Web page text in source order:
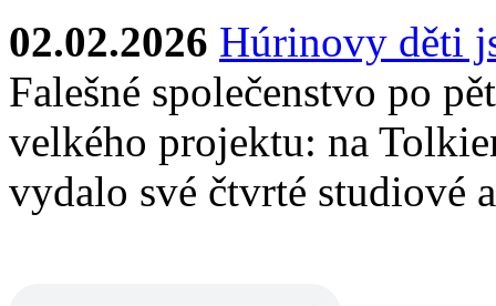
02.02.2026 Húrinovy děti
Falešné společenstvo po
velkého projektu: na
vydalo své čtvrté studiové